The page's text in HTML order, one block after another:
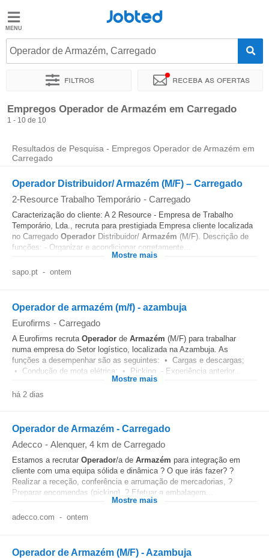
Jobted
Empregos
Salários
Jobted
Operador de Armazém, Carregado
Filtros Receba as ofertas
Ordenar por Localidade exata Agência de emprego
Empregos Operador de Armazém em Carregado
1 - 10 de 10
Resultados de Pesquisa - Empregos Operador de Armazém em
Carregado
Operador Distribuidor/ Armazém (M/F) – Carregado
2-Resource Trabalho Temporário - Carregado
Caracterização do cliente: A 2 Resource - Empresa de Trabalho
Temporário, Lda., recruta para prestigiada Empresa cliente localizada
no Carregado Operador Distribuidor/ Armazém (M/F). Descrição de
funções: - Organizar e acondicionar corretamente...
Mostre mais
sapo.pt - ontem
Operador de armazém (m/f) - azambuja
Eurofirms - Carregado
A Eurofirms recruta Operador de Armazém (M/F) para trabalhar
numa empresa do Setor logístico, localizada na Azambuja. As
funções a desempenhar são as seguintes: • Cargas e descargas;
• Condução de mota elétrica; • Picking. - Experiência anterior...
Mostre mais
há 2 dias
Operador de Armazém - Carregado
Adecco - Alenquer, 4 km de Carregado
Estamos a recrutar Operador/a de Armazém para integração em
cliente com uma equipa sólida e dinâmica ? O que irás fazer? ?
Realizar a receção, conferência e arrumação de mercadorias, ?
Preparar encomendas (picking), ? Efetuar a embalagem...
Mostre mais
adecco.com - ontem
Operador de Armazém (M/F) - Azambuja